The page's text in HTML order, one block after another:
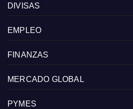
DIVISAS
EMPLEO
FINANZAS
MERCADO GLOBAL
PYMES